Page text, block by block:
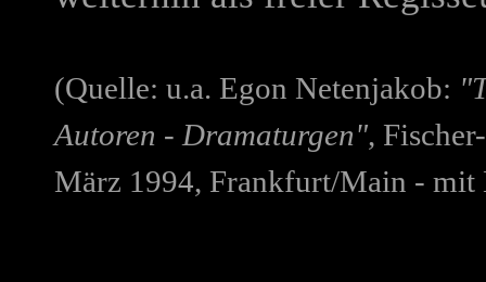
(Quelle: u.a. Egon Netenjakob:
Autoren - Dramaturgen",
März 1994, Frankfurt/Main - mit